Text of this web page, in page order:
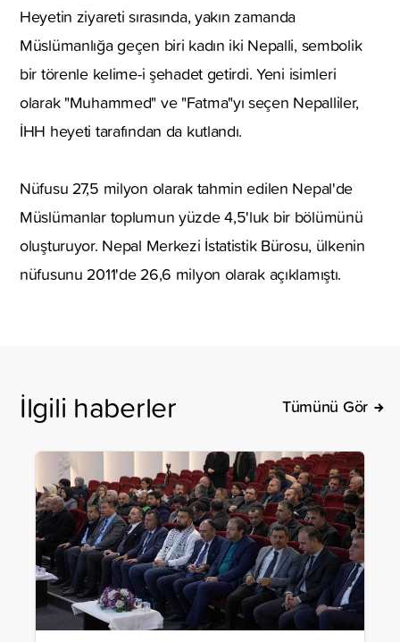
Heyetin ziyareti sırasında, yakın zamanda
Müslümanlığa geçen biri kadın iki Nepalli, sembolik
bir törenle kelime-i şehadet getirdi. Yeni isimleri
olarak "Muhammed" ve "Fatma"yı seçen Nepalliler,
İHH heyeti tarafından da kutlandı.
Nüfusu 27,5 milyon olarak tahmin edilen Nepal'de
Müslümanlar toplumun yüzde 4,5'luk bir bölümünü
oluşturuyor. Nepal Merkezi İstatistik Bürosu, ülkenin
nüfusunu 2011'de 26,6 milyon olarak açıklamıştı.
İlgili haberler Tümünü Gör